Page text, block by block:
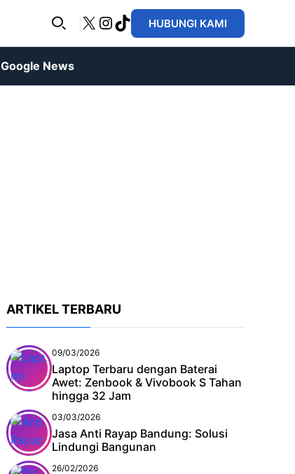
X Instagram
TikTokHUBUNGI KAMI
Google News
ARTIKEL TERBARU
09/03/2026
Laptop Terbaru dengan Baterai
Awet: Zenbook & Vivobook S Tahan
hingga 32 Jam
03/03/2026
Jasa Anti Rayap Bandung: Solusi
Lindungi Bangunan
26/02/2026